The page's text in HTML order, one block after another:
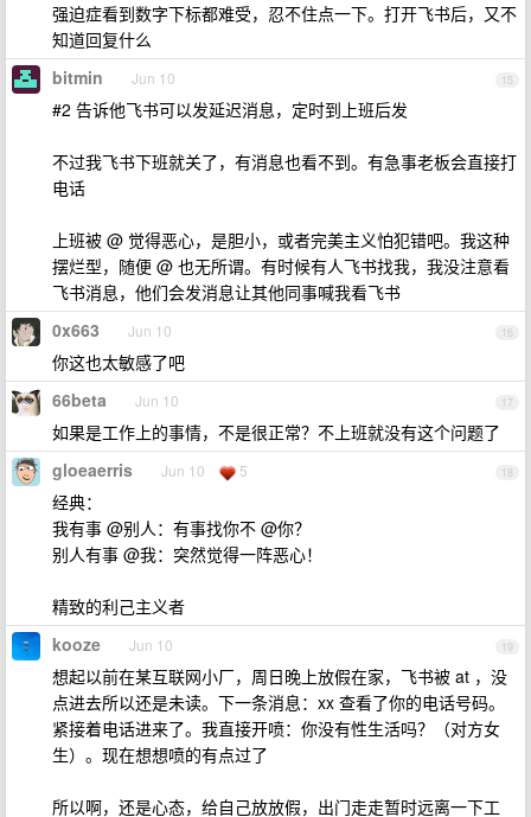
强迫症看到数字下标都难受，忍不住点一下。打开飞书后，又不
知道回复什么
15
bitmin Jun 10
#2 告诉他飞书可以发延迟消息，定时到上班后发
不过我飞书下班就关了，有消息也看不到。有急事老板会直接打
电话
上班被 @ 觉得恶心，是胆小，或者完美主义怕犯错吧。我这种
摆烂型，随便 @ 也无所谓。有时候有人飞书找我，我没注意看
飞书消息，他们会发消息让其他同事喊我看飞书
16
0x663 Jun 10
你这也太敏感了吧
17
66beta Jun 10
如果是工作上的事情，不是很正常？不上班就没有这个问题了
18
gloeaerris Jun 10 5
经典：
我有事 @别人：有事找你不 @你？
别人有事 @我：突然觉得一阵恶心！
精致的利己主义者
19
kooze Jun 10
想起以前在某互联网小厂，周日晚上放假在家，飞书被 at ，没
点进去所以还是未读。下一条消息：xx 查看了你的电话号码。
紧接着电话进来了。我直接开喷：你没有性生活吗？（对方女
生）。现在想想喷的有点过了
所以啊，还是心态，给自己放放假，出门走走暂时远离一下工